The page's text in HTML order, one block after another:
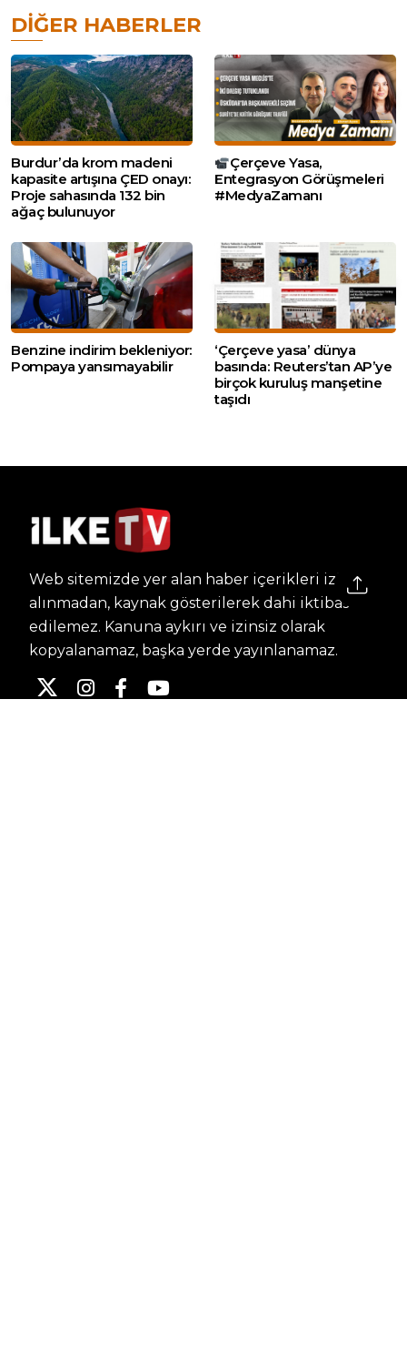
DIĞER HABERLER
Burdur’da krom madeni
kapasite artışına ÇED onayı:
Proje sahasında 132 bin
ağaç bulunuyor
Çerçeve Yasa,
Entegrasyon Görüşmeleri
#MedyaZamanı
Benzine indirim bekleniyor:
Pompaya yansımayabilir
‘Çerçeve yasa’ dünya
basında: Reuters’tan AP’ye
birçok kuruluş manşetine
taşıdı
Web sitemizde yer alan haber içerikleri izin
alınmadan, kaynak gösterilerek dahi iktibas
edilemez. Kanuna aykırı ve izinsiz olarak
kopyalanamaz, başka yerde yayınlanamaz.